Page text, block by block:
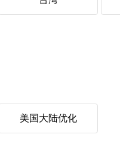
美国大陆优化